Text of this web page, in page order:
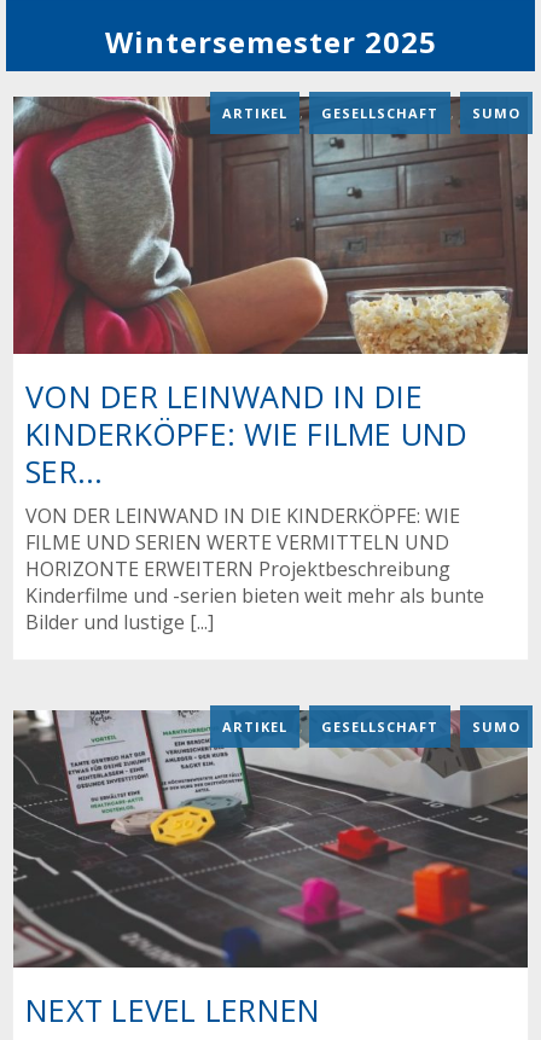
Wintersemester 2025
VON DER LEINWAND IN DIE
KINDERKÖPFE: WIE FILME UND
SER...
ARTIKEL , GESELLSCHAFT , SUMO
VON DER LEINWAND IN DIE KINDERKÖPFE: WIE
FILME UND SERIEN WERTE VERMITTELN UND
HORIZONTE ERWEITERN Projektbeschreibung
Kinderfilme und -serien bieten weit mehr als bunte
Bilder und lustige [...]
NEXT LEVEL LERNEN
ARTIKEL , GESELLSCHAFT , SUMO